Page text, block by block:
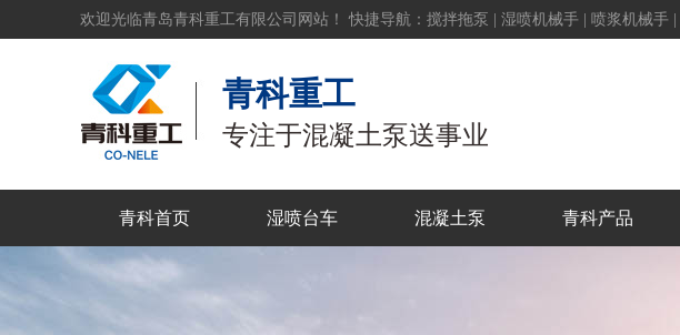
欢迎光临青岛青科重工有限公司网站！ 快捷导航： 搅拌拖泵 湿喷机械手 喷浆机械手
青科重工
专注于混凝土泵送事业
青科首页 湿喷台车 混凝土泵 青科产品